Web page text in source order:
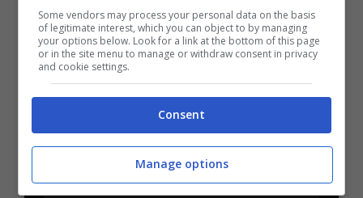
Per i nuovi utenti della piattaforma: 100% fino a 50€ in
Bonus Scommesse + 100% fino a 2000€ in Bonus
Sport
VERIFICA
Mostra Informazioni
Some vendors may process your personal data on the basis
of legitimate interest, which you can object to by managing
your options below. Look for a link at the bottom of this page
or in the site menu to manage or withdraw consent in privacy
and cookie settings.
Consent
Manage options